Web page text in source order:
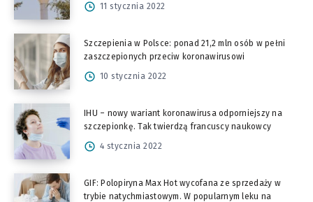
11 stycznia 2022
Szczepienia w Polsce: ponad 21,2 mln osób w pełni
zaszczepionych przeciw koronawirusowi
10 stycznia 2022
IHU – nowy wariant koronawirusa odporniejszy na
szczepionkę. Tak twierdzą francuscy naukowcy
4 stycznia 2022
GIF: Polopiryna Max Hot wycofana ze sprzedaży w
trybie natychmiastowym. W popularnym leku na